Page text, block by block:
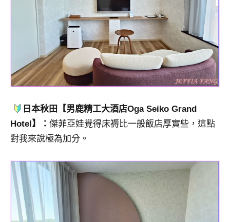
日本秋田【男鹿精工大酒店Oga Seiko Grand
Hotel】： 傑菲亞娃覺得床褥比一般飯店厚實些，這點
對我來說極為加分。